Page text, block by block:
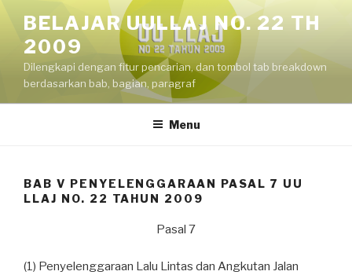
content
BELAJAR UULLAJ NO. 22 TH
2009
Dilengkapi dengan fitur pencarian, dan tombol tab breakdown
berdasarkan bab, bagian, paragraf
Menu
BAB V PENYELENGGARAAN PASAL 7 UU
LLAJ NO. 22 TAHUN 2009
Pasal 7
(1) Penyelenggaraan Lalu Lintas dan Angkutan Jalan